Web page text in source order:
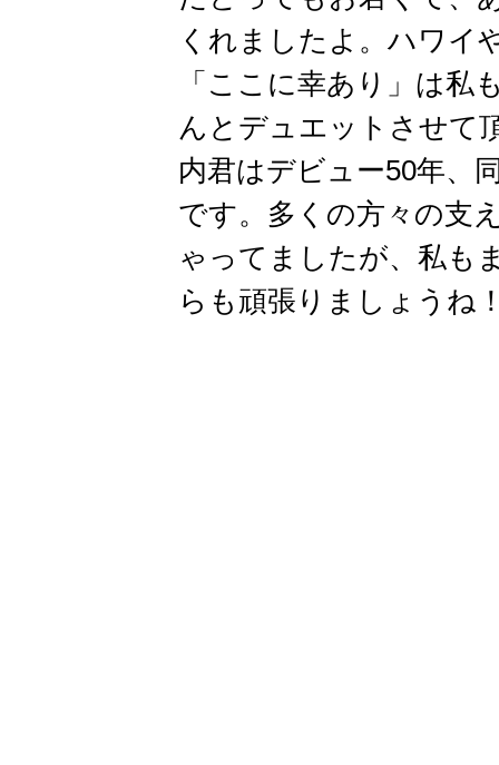
くれましたよ。ハワイ
「ここに幸あり」は私
んとデュエットさせて
内君はデビュー50年、
です。多くの方々の支
ゃってましたが、私も
らも頑張りましょうね